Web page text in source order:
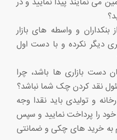
می نمایند پیدا نمایید و در
و واسطه های بازار
دیگر نکرده و با دست اول
دست بازاری ها باشد، چرا
نقد کردن چک شما نباشد؟
و تولیدی باید نقدا وجه
خود را پرداخت نمایید و سپس
به خرید های چکی و ضمانتی